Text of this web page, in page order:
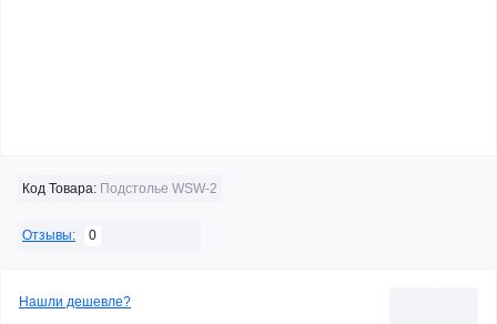
Код Товара: Подстолье WSW-2
Отзывы: 0
Нашли дешевле?